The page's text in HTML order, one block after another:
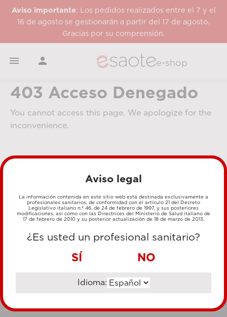
Aviso importante: Los pedidos realizados entre el 7 y el
16 de agosto se gestionarán a partir del 17 de agosto.
Gracias por su comprensión.
  e-shop
403 Acceso Denegado
You cannot access this page. We apologize for the
inconvenience.
MÉTODOS DE PAGO
TRANSFERENCIA BANCARIA
Aviso legal
La información contenida en este sitio web está destinada exclusivamente a
profesionales sanitarios, de conformidad con el artículo 21 del Decreto
Legislativo italiano n.º 46, de 24 de febrero de 1997, y sus posteriores
modificaciones, así como con las Directrices del Ministerio de Salud italiano de
17 de febrero de 2010 y su posterior actualización de 18 de marzo de 2013.
¿Es usted un profesional sanitario?
SÍ NO
Idioma: